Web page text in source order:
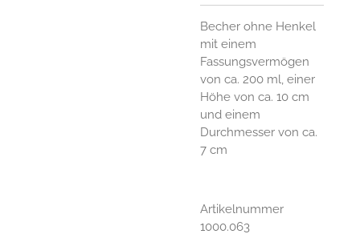
Becher ohne Henkel
mit einem
Fassungsvermögen
von ca. 200 ml, einer
Höhe von ca. 10 cm
und einem
Durchmesser von ca.
7 cm
Artikelnummer
1000.063